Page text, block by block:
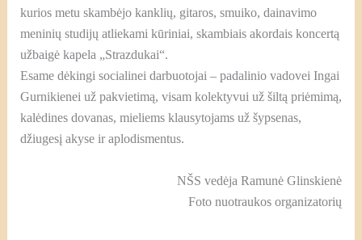
kurios metu skambėjo kanklių, gitaros, smuiko, dainavimo
meninių studijų atliekami kūriniai, skambiais akordais koncertą
užbaigė kapela „Strazdukai“.
Esame dėkingi socialinei darbuotojai – padalinio vadovei Ingai
Gurnikienei už pakvietimą, visam kolektyvui už šiltą priėmimą,
kalėdines dovanas, mieliems klausytojams už šypsenas,
džiugesį akyse ir aplodismentus.
NŠS vedėja Ramunė Glinskienė
Foto nuotraukos organizatorių